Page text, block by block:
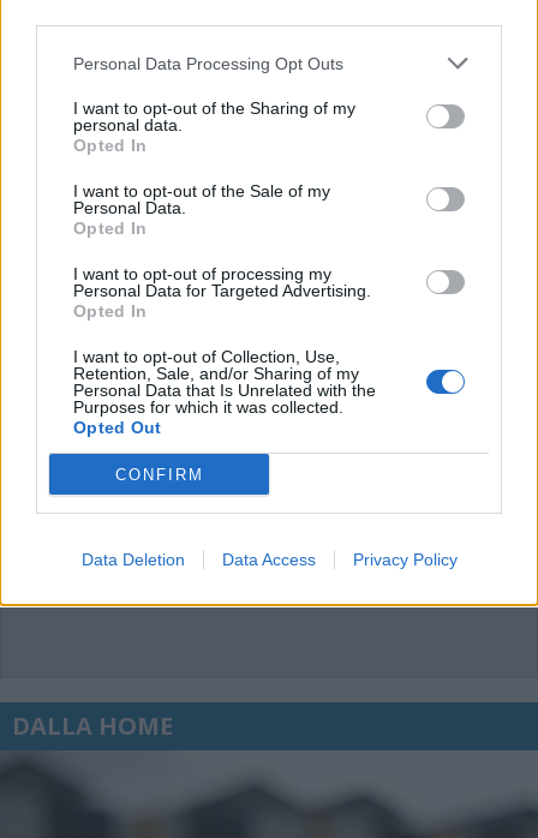
Personal Data Processing Opt Outs
I want to opt-out of the Sharing of my
personal data.
Opted In
I want to opt-out of the Sale of my
Personal Data.
Opted In
I want to opt-out of processing my
Personal Data for Targeted Advertising.
Opted In
I want to opt-out of Collection, Use,
Retention, Sale, and/or Sharing of my
Personal Data that Is Unrelated with the
Purposes for which it was collected.
Opted Out
CONFIRM
Data Deletion Data Access Privacy Policy
Commenti
Accedioregistrati per commentare questo
L'email è richiesta ma non verrà mostrata ai visitatori. Il contenuto di questo
commento esprime il pensiero dell'autore e non rappresenta la linea editoriale
di VareseNews.it, che rimane autonoma e indipendente. I messaggi inclusi nei
commenti non sono testi giornalistici, ma post inviati dai singoli lettori che
DALLA HOME